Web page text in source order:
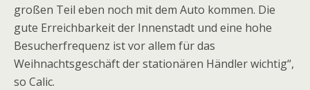
großen Teil eben noch mit dem Auto kommen. Die
gute Erreichbarkeit der Innenstadt und eine hohe
Besucherfrequenz ist vor allem für das
Weihnachtsgeschäft der stationären Händler wichtig“,
so Calic.